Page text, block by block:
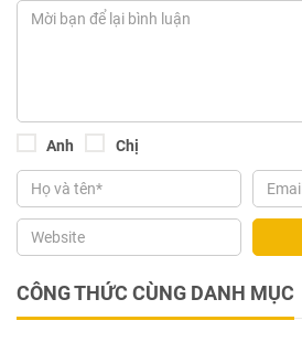
Anh Chị
CÔNG THỨC CÙNG DANH MỤC